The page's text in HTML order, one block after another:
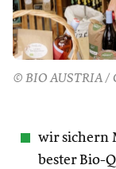
© BIO AUSTRIA /
wir sichern
bester Bio-